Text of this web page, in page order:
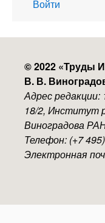
account
Войти
© 2022 «Труды
В. В.
Адрес редакции:
18/2, Институт
Виноградова
Телефон: (+7 495)
Электронная